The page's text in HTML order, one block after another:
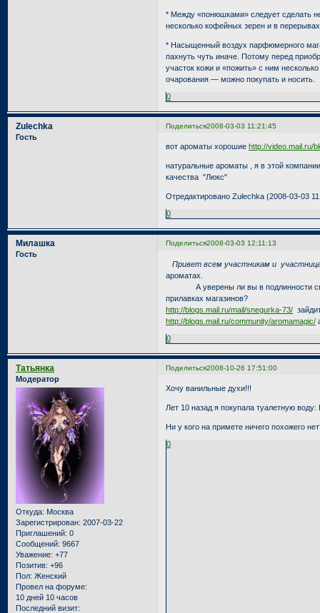
* Между «понюшками» следует сделать
несколько кофейных зерен и в
* Насыщенный воздух парфюмерного
пахнуть чуть иначе. Потому перед
участок кожи и «пожить» с ним
очарования — можно покупать и носить.
0
Поделиться2008-03-03 11:21:45
Zulechka
Гость
вот ароматы хорошие http://video.mail.ru/
натуральные ароматы , я в этой
качества "Люкс"
Отредактировано Zulechka (2008-03-03
0
Поделиться2008-03-03 12:11:13
Милашка
Гость
Привет всем участникам и
ароматах.
А уверены ли вы в подлинности
прилавках магазинов?
http://blogs.mail.ru/mail/snegurka-73/
http://blogs.mail.ru/community/aromamagic/
0
Поделиться2008-10-26 17:51:00
Татьянка
Модератор
Откуда: Москва
Зарегистрирован: 2007-03-22
Приглашений: 0
Сообщений: 9667
Уважение: +77
Позитив: +96
Пол: Женский
Провел на форуме:
10 дней 10 часов
Последний визит:
Хочу ванильные духи!!!
Лет 10 назад я покупала туалетную
Ни у кого на примете ничего похожего
0